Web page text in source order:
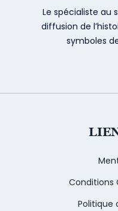
Le spécialiste au
diffusion de
symboles
Conditions
Politique